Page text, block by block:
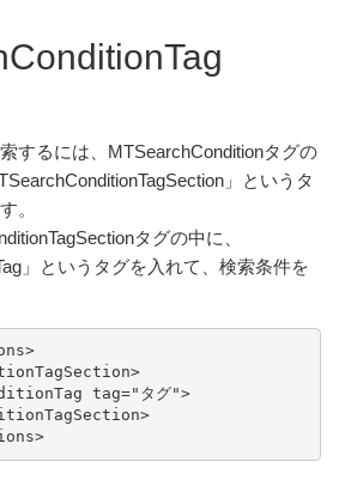
するには、MTSearchConditionタグの
」というタ
。
タグの中に、
」というタグを入れて、検索条件を
tag="タグ">